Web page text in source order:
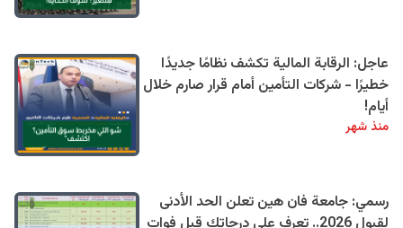
عاجل: الرقابة المالية تكشف نظامًا جديدًا
خطيرًا - شركات التأمين أمام قرار صارم خلال
أيام!
منذ شهر
رسمي: جامعة فان هين تعلن الحد الأدنى